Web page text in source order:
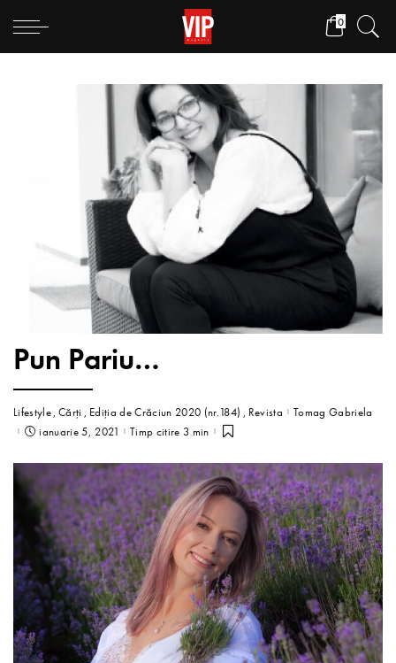
0
Pun Pariu…
Lifestyle Cărți Ediția de Crăciun 2020 (nr.184) Revista
Tomag Gabriela
ianuarie 5, 2021
Timp citire 3 min